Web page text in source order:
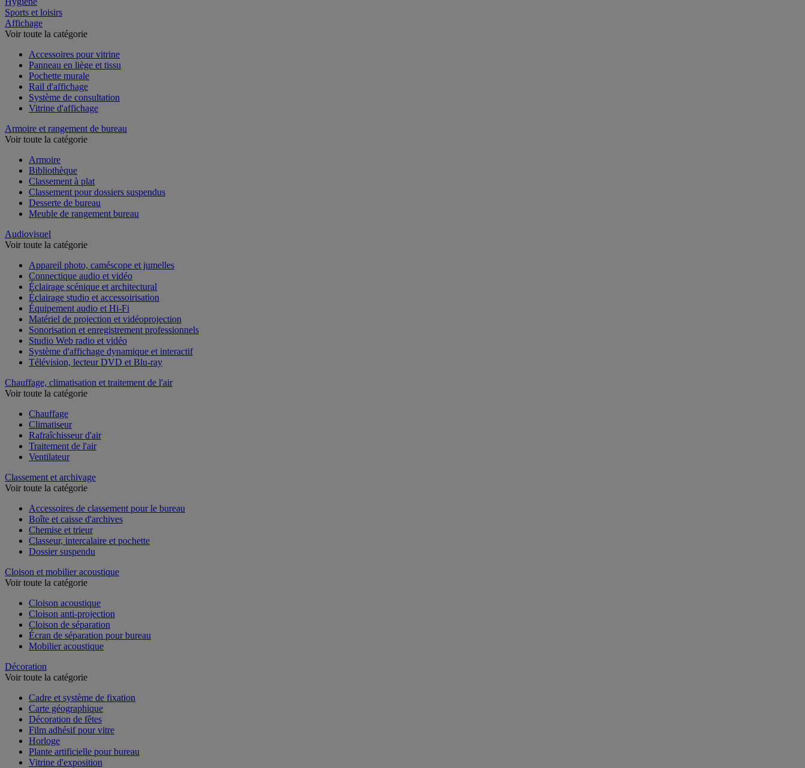
Sports et loisirs
Affichage
Voir toute la catégorie
Accessoires pour vitrine
Panneau en liège et tissu
Pochette murale
Rail d'affichage
Système de consultation
Vitrine d'affichage
Armoire et rangement de bureau
Voir toute la catégorie
Armoire
Bibliothèque
Classement à plat
Classement pour dossiers suspendus
Desserte de bureau
Meuble de rangement bureau
Audiovisuel
Voir toute la catégorie
Appareil photo, caméscope et jumelles
Connectique audio et vidéo
Éclairage scénique et architectural
Éclairage studio et accessoirisation
Équipement audio et Hi-Fi
Matériel de projection et vidéoprojection
Sonorisation et enregistrement professionnels
Studio Web radio et vidéo
Système d'affichage dynamique et interactif
Télévision, lecteur DVD et Blu-ray
Chauffage, climatisation et traitement de l'air
Voir toute la catégorie
Chauffage
Climatiseur
Rafraîchisseur d'air
Traitement de l'air
Ventilateur
Classement et archivage
Voir toute la catégorie
Accessoires de classement pour le bureau
Boîte et caisse d'archives
Chemise et trieur
Classeur, intercalaire et pochette
Dossier suspendu
Cloison et mobilier acoustique
Voir toute la catégorie
Cloison acoustique
Cloison anti-projection
Cloison de séparation
Écran de séparation pour bureau
Mobilier acoustique
Décoration
Voir toute la catégorie
Cadre et système de fixation
Carte géographique
Décoration de fêtes
Film adhésif pour vitre
Horloge
Plante artificielle pour bureau
Vitrine d'exposition